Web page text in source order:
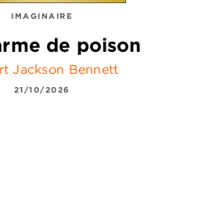
IMAGINAIRE
de poison
Jackson Bennett
21/10/2026